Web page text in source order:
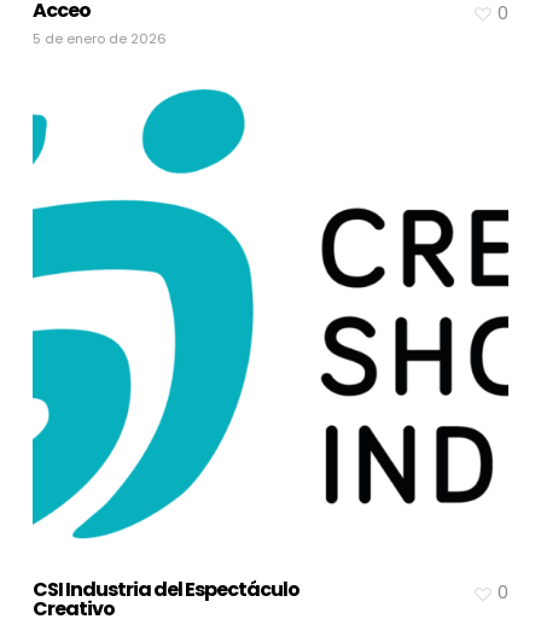
Acceo
5 de enero de 2026
0
CSI Industria del Espectáculo
Creativo
0